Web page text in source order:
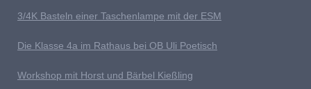
3/4K Basteln einer Taschenlampe mit der ESM
Die Klasse 4a im Rathaus bei OB Uli Poetisch
Workshop mit Horst und Bärbel Kießling